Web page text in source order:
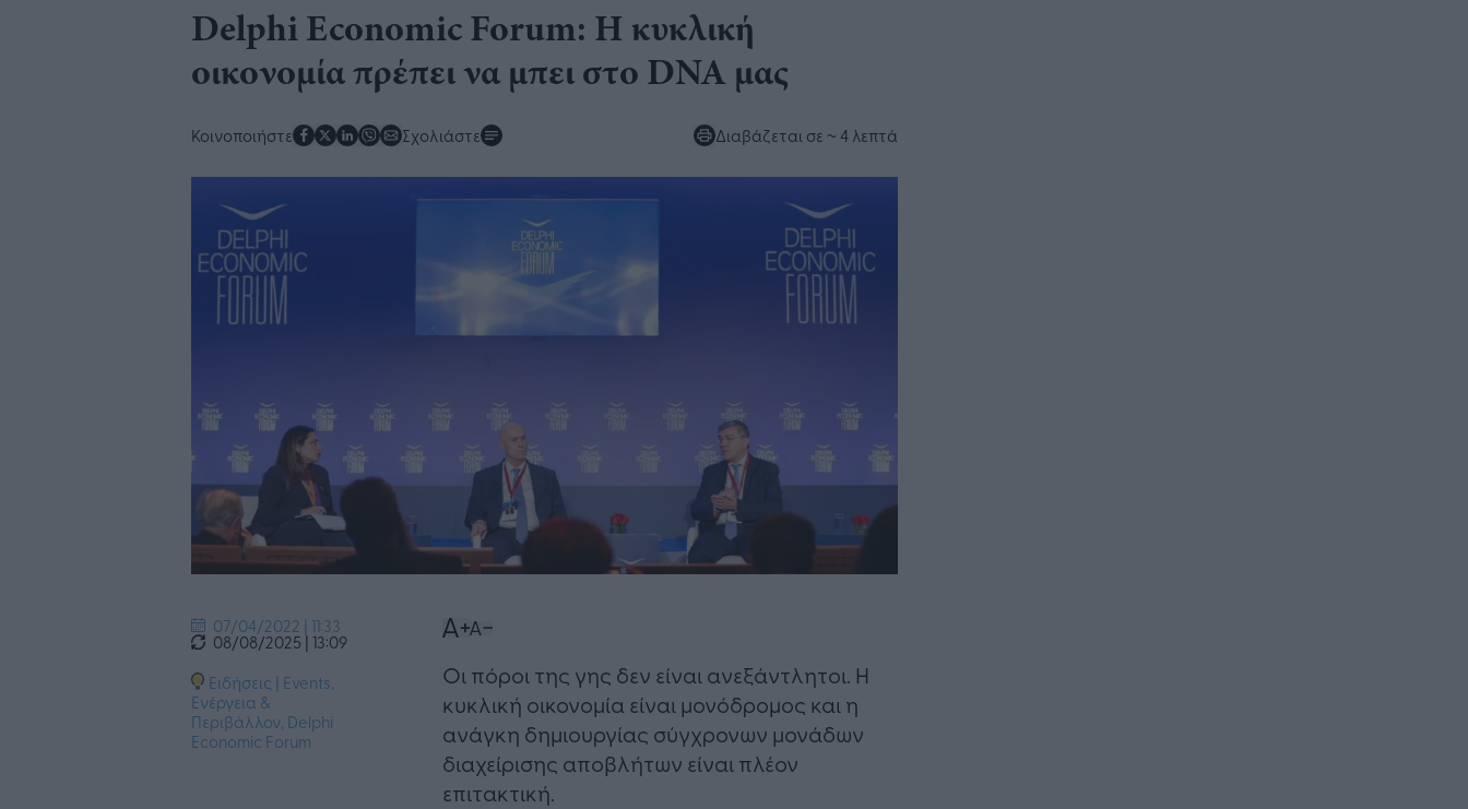
Delphi Economic Forum: Η κυκλική
οικονομία πρέπει να μπει στο DNA μας
Κοινοποιήστε Σχολιάστε Διαβάζεται σε ~ 4 λεπτά
07/04/2022 | 11:33
08/08/2025 | 13:09
Ειδήσεις | Events,
Ενέργεια &
Περιβάλλον, Delphi
Economic Forum
​Οι πόροι της γης δεν είναι ανεξάντλητοι. Η
κυκλική οικονομία είναι μονόδρομος και η
ανάγκη δημιουργίας σύγχρονων μονάδων
διαχείρισης αποβλήτων είναι πλέον
επιτακτική.